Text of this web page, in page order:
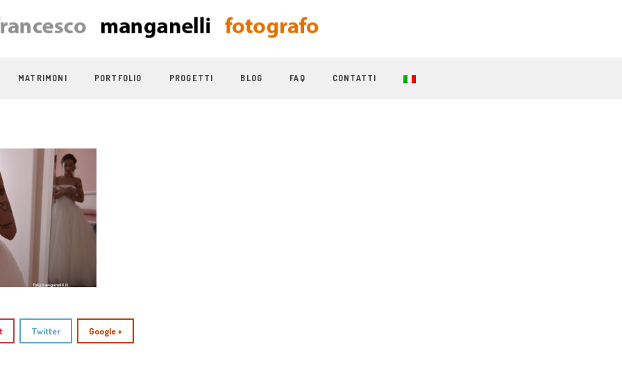
MATRIMONI PORTFOLIO PROGETTI BLOG FAQ CONTATTI
Twitter Google +